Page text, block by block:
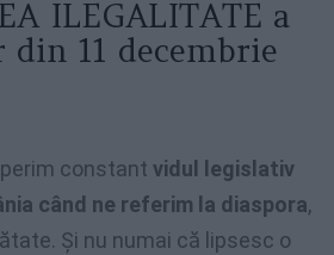
ILEGALITATE a
11 decembrie
constant vidul legislativ
când ne referim la diaspora,
Și nu numai că lipsesc o